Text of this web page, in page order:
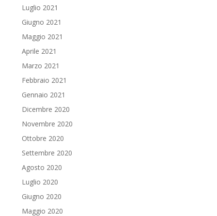
Luglio 2021
Giugno 2021
Maggio 2021
Aprile 2021
Marzo 2021
Febbraio 2021
Gennaio 2021
Dicembre 2020
Novembre 2020
Ottobre 2020
Settembre 2020
Agosto 2020
Luglio 2020
Giugno 2020
Maggio 2020